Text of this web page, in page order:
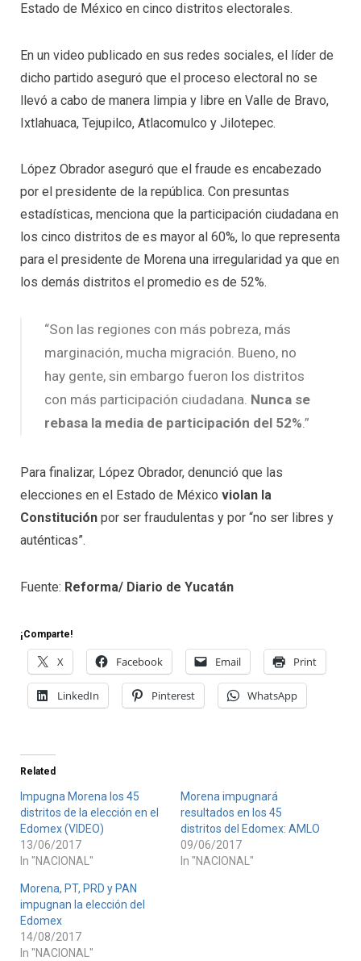
Estado de México en cinco distritos electorales.
En un video publicado en sus redes sociales, el líder de
dicho partido aseguró que el proceso electoral no se
llevó a cabo de manera limpia y libre en Valle de Bravo,
Ixtlahuaca, Tejupilco, Atlacomulco y Jilotepec.
López Obrador aseguró que el fraude es encabezado
por el presidente de la república. Con presuntas
estadísticas, menciona que la participación ciudadana en
los cinco distritos de es mayor al 60%, lo que representa
para el presidente de Morena una irregularidad ya que en
los demás distritos el promedio es de 52%.
“Son las regiones con más pobreza, más
marginación, mucha migración. Bueno, no
hay gente, sin embargo fueron los distritos
con más participación ciudadana. Nunca se
rebasa la media de participación del 52%.”
Para finalizar, López Obrador, denunció que las
elecciones en el Estado de México violan la
Constitución por ser fraudulentas y por “no ser libres y
auténticas”.
Fuente: Reforma/ Diario de Yucatán
¡Comparte!
X Facebook Email Print
LinkedIn Pinterest WhatsApp
Related
Impugna Morena los 45
distritos de la elección en el
Edomex (VIDEO)
13/06/2017
In "NACIONAL"
Morena impugnará
resultados en los 45
distritos del Edomex: AMLO
09/06/2017
In "NACIONAL"
Morena, PT, PRD y PAN
impugnan la elección del
Edomex
14/08/2017
In "NACIONAL"